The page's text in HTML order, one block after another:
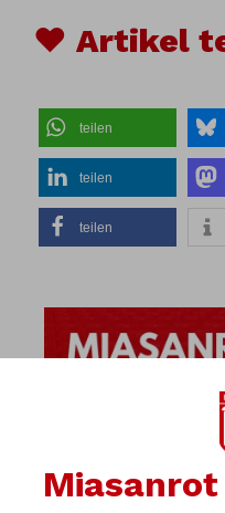
♥ Artikel
teilen
teilen
teilen